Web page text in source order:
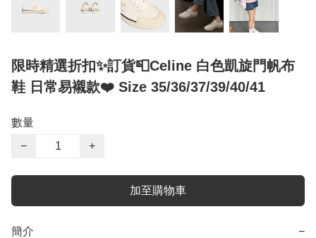
限時精選折扣✨訂貨📮Celine 白色凱旋門帆布
鞋 日常易襯款❤️ Size 35/36/37/39/40/41
數量
−
+
加至購物車
簡介 −